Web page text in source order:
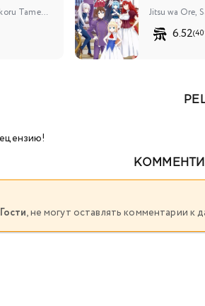
Seija Musou: Salaryman, Isekai de Ikinokoru Tame ni Ayumu Michi Jitsu wa Ore,
6.52
Гости, не могут оставлять комментарии к